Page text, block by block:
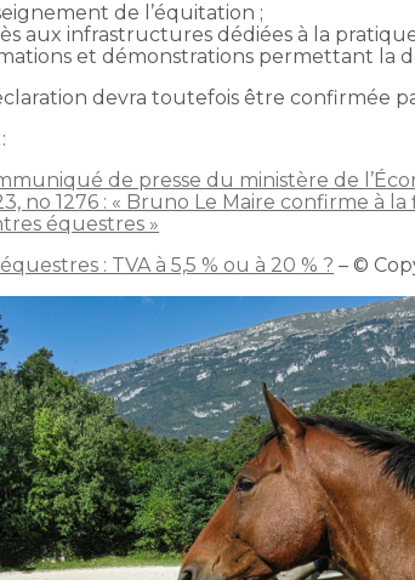
de l’équitation ;
aux infrastructures dédiées à la
et démonstrations permettant la
devra toutefois être confirmée
de presse du ministère de
no 1276 : « Bruno Le Maire confirme à
équestres »
: TVA à 5,5 % ou à 20 % ? – ©